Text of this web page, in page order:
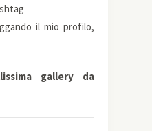
il mio profilo,
gallery da